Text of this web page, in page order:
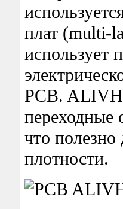
плат (multi-
использует
PCB. ALIVH
переходные
что полезно
плотности.